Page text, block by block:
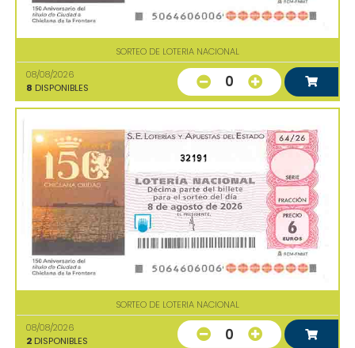
SORTEO DE LOTERIA NACIONAL
08/08/2026
8 DISPONIBLES 0
32191
SORTEO DE LOTERIA NACIONAL
08/08/2026
2 DISPONIBLES 0